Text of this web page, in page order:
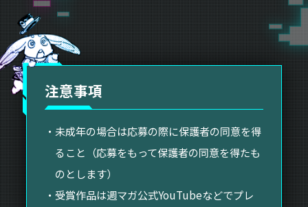
注意事項
・未成年の場合は応募の際に保護者の同意を得
ること（応募をもって保護者の同意を得たも
のとします）
・受賞作品は週マガ公式YouTubeなどでプレ